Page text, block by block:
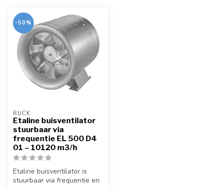
-50%
RUCK
Etaline buisventilator
stuurbaar via
frequentie EL 500 D4
01 – 10120 m3/h
Etaline buisventilator is
stuurbaar via frequentie en